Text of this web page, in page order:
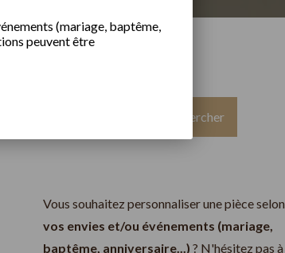
Rechercher
Vous souhaitez personnaliser une pièce selon
vos envies et/ou événements (mariage,
baptême, anniversaire...) ? N'hésitez pas à
(mariage, baptême,
peuvent être